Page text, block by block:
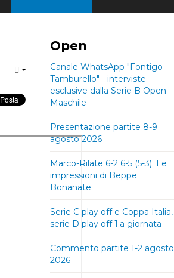
Open
Canale WhatsApp "Fontigo
Tamburello" - interviste
esclusive dalla Serie B Open
Maschile
Presentazione partite 8-9
agosto 2026
Marco-Rilate 6-2 6-5 (5-3). Le
impressioni di Beppe
Bonanate
Serie C play off e Coppa Italia,
serie D play off 1.a giornata
Commento partite 1-2 agosto
2026